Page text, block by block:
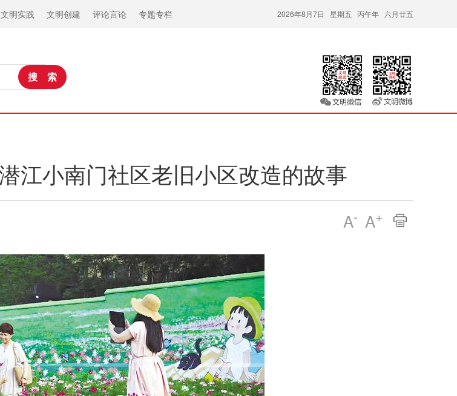
文明实践 文明创建 评论言论 专题专栏 2026年8月7日 星期五 丙午年 六月廿五
小南门社区老旧小区改造的故事
A- A+